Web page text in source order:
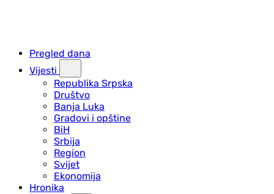
Pregled dana
Vijesti
Republika Srpska
Društvo
Banja Luka
Gradovi i opštine
BiH
Srbija
Region
Svijet
Ekonomija
Hronika